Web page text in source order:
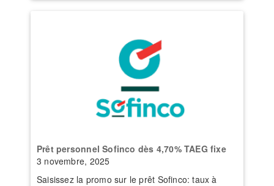
Prêt personnel Sofinco dès 4,70% TAEG fixe
3 novembre, 2025
Saisissez la promo sur le prêt Sofinco: taux à